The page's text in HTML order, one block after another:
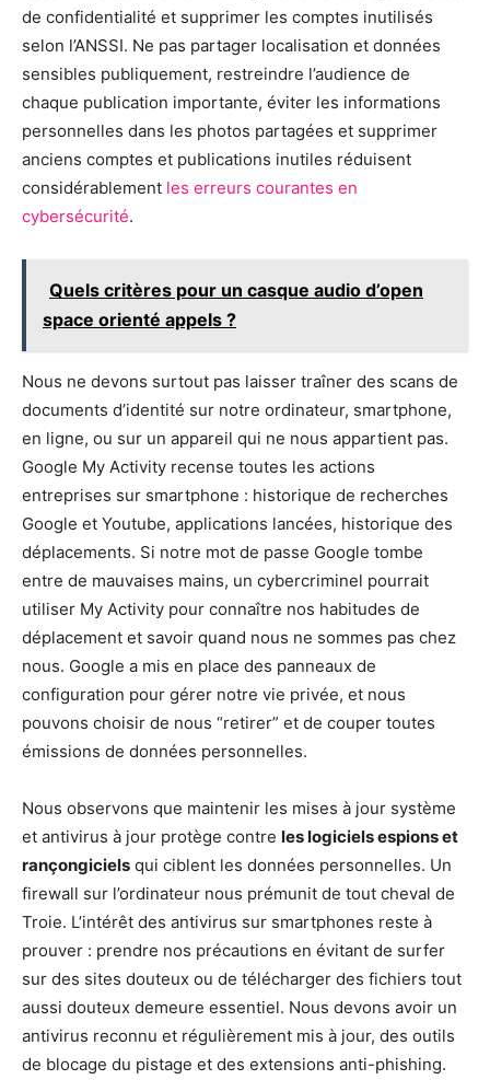
de confidentialité et supprimer les comptes inutilisés
selon l’ANSSI. Ne pas partager localisation et données
sensibles publiquement, restreindre l’audience de
chaque publication importante, éviter les informations
personnelles dans les photos partagées et supprimer
anciens comptes et publications inutiles réduisent
considérablement les erreurs courantes en
cybersécurité.
Quels critères pour un casque audio d’open
space orienté appels ?
Nous ne devons surtout pas laisser traîner des scans de
documents d’identité sur notre ordinateur, smartphone,
en ligne, ou sur un appareil qui ne nous appartient pas.
Google My Activity recense toutes les actions
entreprises sur smartphone : historique de recherches
Google et Youtube, applications lancées, historique des
déplacements. Si notre mot de passe Google tombe
entre de mauvaises mains, un cybercriminel pourrait
utiliser My Activity pour connaître nos habitudes de
déplacement et savoir quand nous ne sommes pas chez
nous. Google a mis en place des panneaux de
configuration pour gérer notre vie privée, et nous
pouvons choisir de nous “retirer” et de couper toutes
émissions de données personnelles.
Nous observons que maintenir les mises à jour système
et antivirus à jour protège contre les logiciels espions et
rançongiciels qui ciblent les données personnelles. Un
firewall sur l’ordinateur nous prémunit de tout cheval de
Troie. L’intérêt des antivirus sur smartphones reste à
prouver : prendre nos précautions en évitant de surfer
sur des sites douteux ou de télécharger des fichiers tout
aussi douteux demeure essentiel. Nous devons avoir un
antivirus reconnu et régulièrement mis à jour, des outils
de blocage du pistage et des extensions anti-phishing.